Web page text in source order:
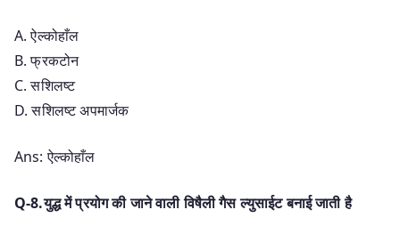
A. ऐल्कोहाँल
B. फ्रकटोन
C. सशिलष्ट
D. सशिलष्ट अपमार्जक
Ans: ऐल्कोहाँल
Q-8.युद्ध में प्रयोग की जाने वाली विषैली गैस ल्युसाईट बनाई जाती है